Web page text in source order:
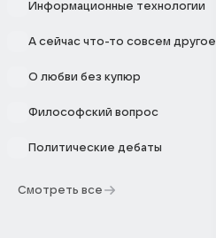
Информационные технологии
А сейчас что-то совсем другое
О любви без купюр
Философский вопрос
Политические дебаты
Смотреть все